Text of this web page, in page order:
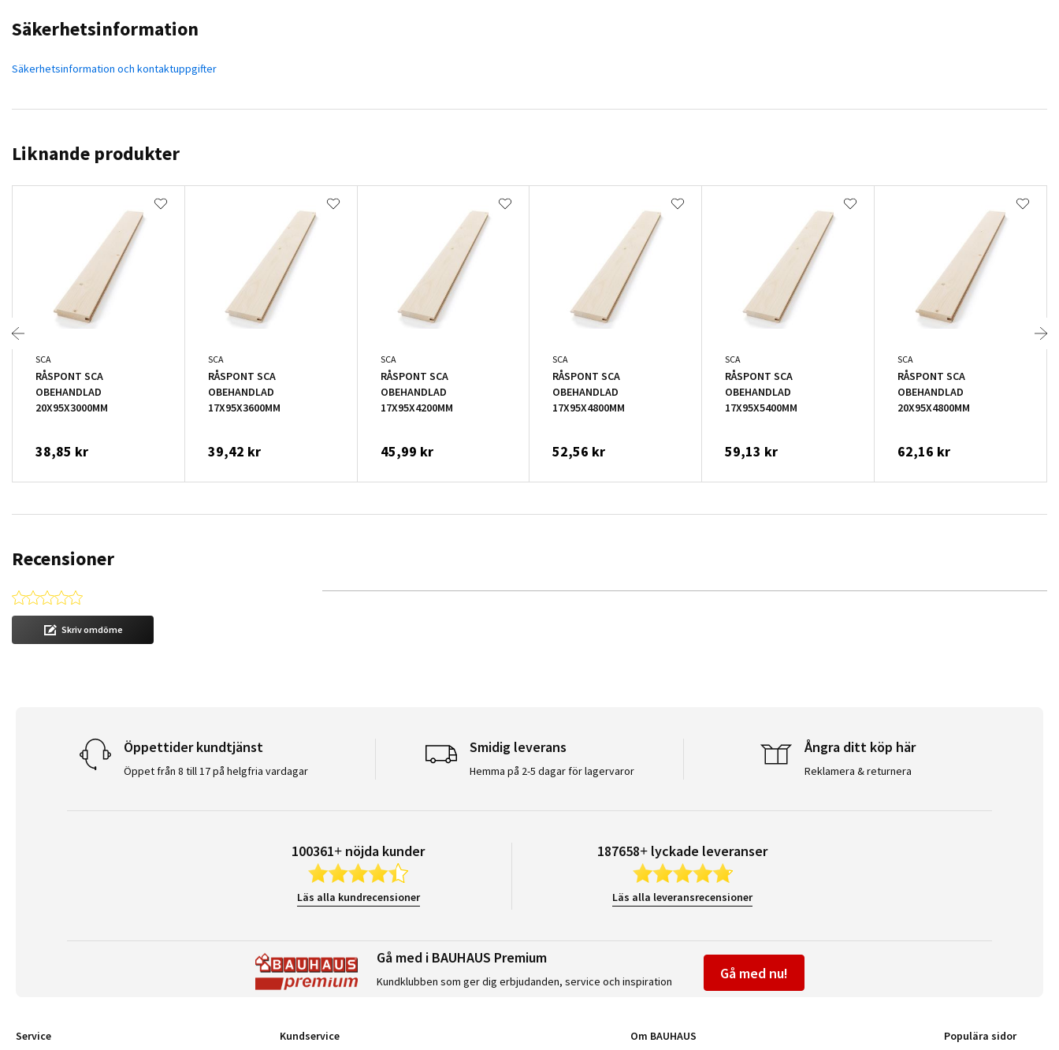
Säkerhetsinformation
Säkerhetsinformation och kontaktuppgifter
Liknande produkter
SCA
RÅSPONT SCA
OBEHANDLAD
20X95X3000MM
38,85 kr
SCA
RÅSPONT SCA
OBEHANDLAD
17X95X3600MM
39,42 kr
SCA
RÅSPONT SCA
OBEHANDLAD
17X95X4200MM
45,99 kr
SCA
RÅSPONT SCA
OBEHANDLAD
17X95X4800MM
52,56 kr
SCA
RÅSPONT SCA
OBEHANDLAD
17X95X5400MM
59,13 kr
SCA
RÅSPONT SCA
OBEHANDLAD
20X95X4800MM
62,16 kr
Recensioner
0.0 star rating
Skriv omdöme
Öppettider kundtjänst
Öppet från 8 till 17 på helgfria vardagar
Smidig leverans
Hemma på 2-5 dagar för lagervaror
Ångra ditt köp här
Reklamera & returnera
100361+ nöjda kunder
Läs alla kundrecensioner
187658+ lyckade leveranser
Läs alla leveransrecensioner
Gå med i BAUHAUS Premium
Kundklubben som ger dig erbjudanden, service och inspiration Gå med nu!
Service Kundservice Om BAUHAUS Populära sidor